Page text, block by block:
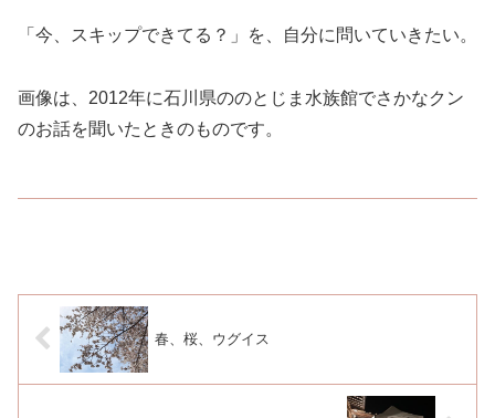
「今、スキップできてる？」を、自分に問いていきたい。
画像は、2012年に石川県ののとじま水族館でさかなクン
のお話を聞いたときのものです。
春、桜、ウグイス